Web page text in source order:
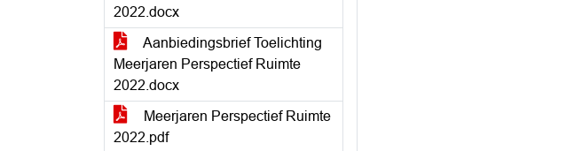
2022.docx
Aanbiedingsbrief Toelichting
Meerjaren Perspectief Ruimte
2022.docx
Meerjaren Perspectief Ruimte
2022.pdf